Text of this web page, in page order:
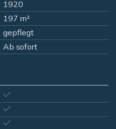
1920
197 m²
gepflegt
Ab sofort